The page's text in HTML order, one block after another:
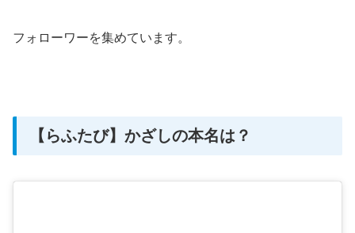
フォローワーを集めています。
【らふたび】かざしの本名は？